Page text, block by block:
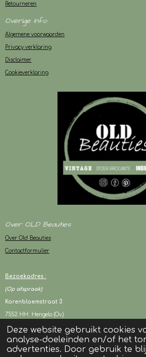
Deze website gebruikt cookies
analyse-doeleinden en/of het
advertenties. Door gebruik te
Retourneren
Overige info
Algemene voorwaarden
Privacy verklaring
Disclaimer
Cookieverklaring
Over OLD Beauties
Over Old Beauties
Contactformulier
Bezoekadres :
(Op afspraak)
Korenbloemstraat 3
7552 HH Hengelo (Ov.)
KVK : 94243417
BTW : NL003080706B05